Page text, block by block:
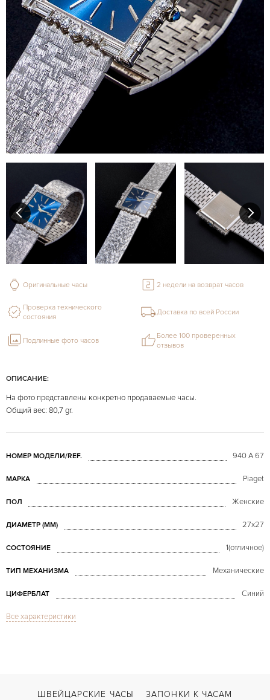
ОПИСАНИЕ:
На фото представлены конкретно продаваемые часы.
Общий вес: 80,7 gr.
НОМЕР МОДЕЛИ/REF. 940 A 67
МАРКА Piaget
ПОЛ Женские
ДИАМЕТР (MM) 27х27
СОСТОЯНИЕ 1(отличное)
ТИП МЕХАНИЗМА Механические
ЦИФЕРБЛАТ Синий
СТЕКЛО
Все характеристики
Оригинальные часы 2 недели на возврат часов
Проверка технического
состояния
Доставка по всей России
Подлинные фото часов
Более 100 проверенных
отзывов
ШВЕЙЦАРСКИЕ ЧАСЫ
ЗАПОНКИ К ЧАСАМ